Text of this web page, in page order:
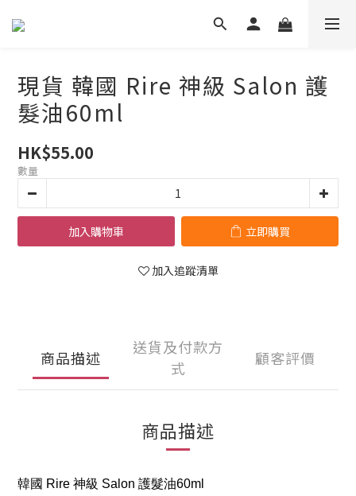
現貨 韓國 Rire 神級 Salon 護
髮油60ml
HK$55.00
數量
加入購物車 立即購買
加入追蹤清單
商品描述
送貨及付款方
式
顧客評價
商品描述
韓國 Rire 神級 Salon 護髮油60ml